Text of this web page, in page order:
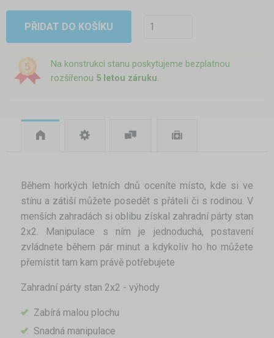
PŘIDAT DO KOŠÍKU
Na konstrukci stanu poskytujeme bezplatnou
rozšířenou 5 letou záruku.
Během horkých letních dnů oceníte místo, kde si ve
stínu a zátiší můžete posedět s přáteli či s rodinou. V
menších zahradách si oblibu získal zahradní párty stan
2x2. Manipulace s ním je jednoduchá, postavení
zvládnete během pár minut a kdykoliv ho ho můžete
přemístit tam kam právě potřebujete
Zahradní párty stan 2x2 - výhody
Zabírá malou plochu
Snadná manipulace